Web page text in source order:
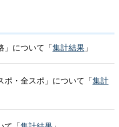
」について「集計結果」
ポ・全スポ」について「集計